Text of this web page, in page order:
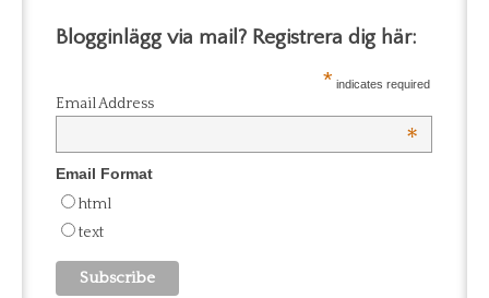
Blogginlägg via mail? Registrera dig här:
* indicates required
Email Address
*
Email Format
html
text